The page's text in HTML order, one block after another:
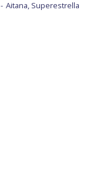
Aitana, Superestrella